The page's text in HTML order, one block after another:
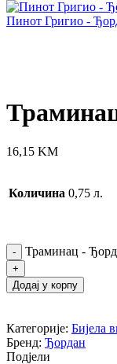
Пинот Григио -
16,15 KM
Количина 0,75 л.
Траминац -
Додај у корпу
Категорије: Бијела
Бренд: Ђордан
Подјели